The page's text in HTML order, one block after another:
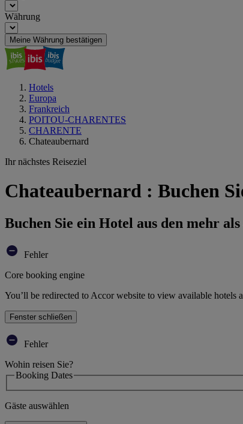
Währung
Meine Währung bestätigen
Hotels
Europa
Frankreich
POITOU-CHARENTES
CHARENTE
Chateaubernard
Ihr nächstes Reiseziel
Chateaubernard : Buchen
Buchen Sie ein Hotel aus den mehr
Fehler
Core booking engine
You’ll be redirected to Accor website to view available hotels
Fenster schließen
Fehler
Wohin reisen Sie?
Booking Dates
Gäste auswählen